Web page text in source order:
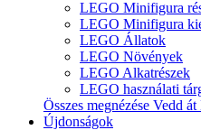
LEGO Minifigura
LEGO Minifigura
LEGO Állatok
LEGO Növények
LEGO Alkatrészek
LEGO használati
Összes megnézése Vedd
Újdonságok